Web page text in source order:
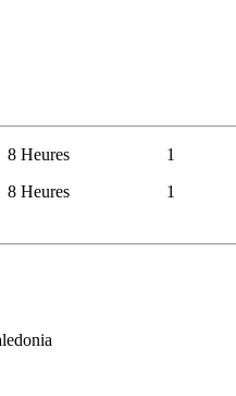
8 Heures 1
8 Heures 1